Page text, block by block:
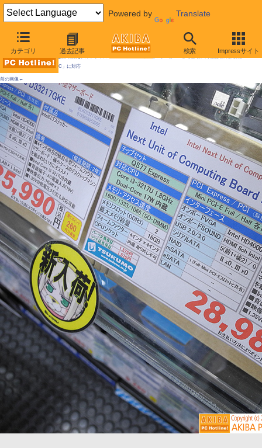
Powered by Translate
カテゴリ 過去記事 検索 Impressサイト
AKIBA PC Hotline!
C」に対応
前の画像←